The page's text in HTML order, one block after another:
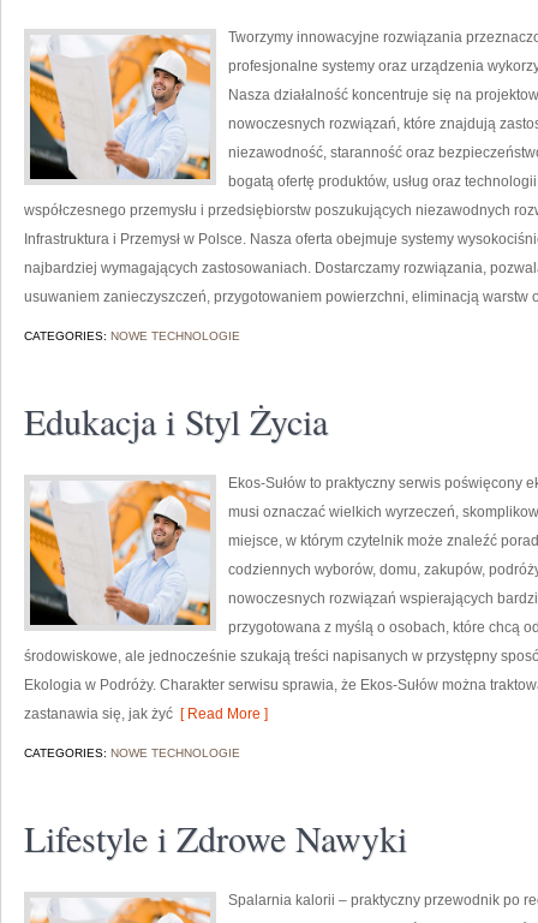
Tworzymy innowacyjne rozwiązania
profesjonalne systemy oraz urządzenia
Nasza działalność koncentruje się na
nowoczesnych rozwiązań, które znajdują
niezawodność, staranność oraz
bogatą ofertę produktów, usług oraz
współczesnego przemysłu i przedsiębiorstw poszukujących niezawodnych
Infrastruktura i Przemysł w Polsce. Nasza oferta obejmuje systemy
najbardziej wymagających zastosowaniach. Dostarczamy rozwiązania,
usuwaniem zanieczyszczeń, przygotowaniem powierzchni, eliminacją warstw
CATEGORIES: NOWE TECHNOLOGIE
Edukacja i Styl Życia
Ekos-Sułów to praktyczny serwis poświęcony
musi oznaczać wielkich wyrzeczeń,
miejsce, w którym czytelnik może znaleźć
codziennych wyborów, domu, zakupów,
nowoczesnych rozwiązań wspierających
przygotowana z myślą o osobach, które chcą
środowiskowe, ale jednocześnie szukają treści napisanych w przystępny
Ekologia w Podróży. Charakter serwisu sprawia, że Ekos-Sułów można
zastanawia się, jak żyć [ Read More ]
CATEGORIES: NOWE TECHNOLOGIE
Lifestyle i Zdrowe Nawyki
Spalarnia kalorii – praktyczny przewodnik po